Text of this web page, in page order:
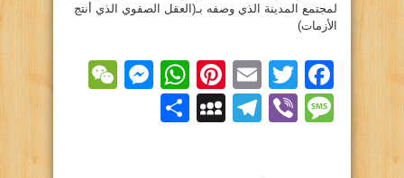
لمجتمع المدينة الذي وصفه بـ(العقل الصفوي الذي أنتج
الأزمات)
Facebook
Twitter
Email
Pinterest
WhatsApp
Message
Viber
Telegram
MySpace